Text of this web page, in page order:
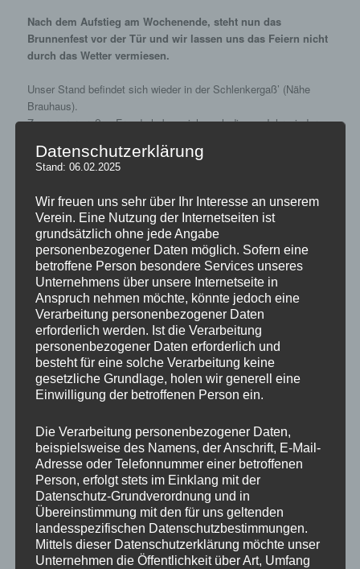
Nach dem Aufstieg am Wochenende, steht nun das
Brunnenfest vor der Tür und wir lassen uns das Feiern nicht
durch das Wetter vermiesen.
Unser Stand befindet sich wieder in der Schlenkergaß’ (Nähe
Brauhaus).
Zu unserer großen Freude haben sich auch dieses Jahr wieder
Wohl zu sorgen. Natürlich wird an unserem Stand am Samstag
auch dasCHAMPIONS LEAGUE FINALE
aufgebaut.
Es ist also alles angerichtet und die Vorfreude groß. Wir
freuen uns auf euren Besuch und hoffen auf besseres Wetter
und einen heißen Tanz in der Schlenkergaß’.
Hier der LINK zur Wettervorhersage. Es sieht gar nicht mal so
schlecht aus.
Zumindest am Freitag und Samstag soll es kaum regnen…
>>> Zum Wetter
Datenschutzerklärung
Stand: 06.02.2025
Wir freuen uns sehr über Ihr Interesse an unserem
Verein. Eine Nutzung der Internetseiten ist
grundsätzlich ohne jede Angabe
personenbezogener Daten möglich. Sofern eine
betroffene Person besondere Services unseres
Unternehmens über unsere Internetseite in
Anspruch nehmen möchte, könnte jedoch eine
Verarbeitung personenbezogener Daten
erforderlich werden. Ist die Verarbeitung
personenbezogener Daten erforderlich und
besteht für eine solche Verarbeitung keine
gesetzliche Grundlage, holen wir generell eine
Einwilligung der betroffenen Person ein.
Die Verarbeitung personenbezogener Daten,
beispielsweise des Namens, der Anschrift, E-Mail-
Adresse oder Telefonnummer einer betroffenen
Person, erfolgt stets im Einklang mit der
Datenschutz-Grundverordnung und in
Übereinstimmung mit den für uns geltenden
landesspezifischen Datenschutzbestimmungen.
Mittels dieser Datenschutzerklärung möchte unser
Unternehmen die Öffentlichkeit über Art, Umfang